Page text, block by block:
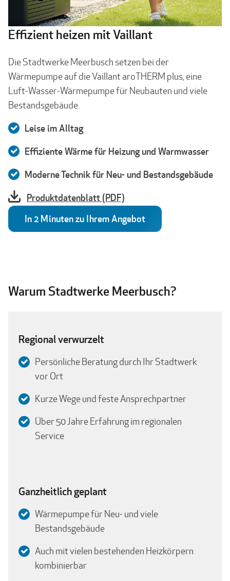
Effizient heizen mit Vaillant
Die Stadtwerke Meerbusch setzen bei der
Wärmepumpe auf die Vaillant aroTHERM plus, eine
Luft-Wasser-Wärmepumpe für Neubauten und viele
Bestandsgebäude.
Leise im Alltag
Effiziente Wärme für Heizung und Warmwasser
Moderne Technik für Neu- und Bestandsgebäude
Produktdatenblatt (PDF)
In 2 Minuten zu Ihrem Angebot
Warum Stadtwerke Meerbusch?
Regional verwurzelt
Persönliche Beratung durch Ihr Stadtwerk
vor Ort
Kurze Wege und feste Ansprechpartner
Über 50 Jahre Erfahrung im regionalen
Service
Ganzheitlich geplant
Wärmepumpe für Neu- und viele
Bestandsgebäude
Auch mit vielen bestehenden Heizkörpern
kombinierbar